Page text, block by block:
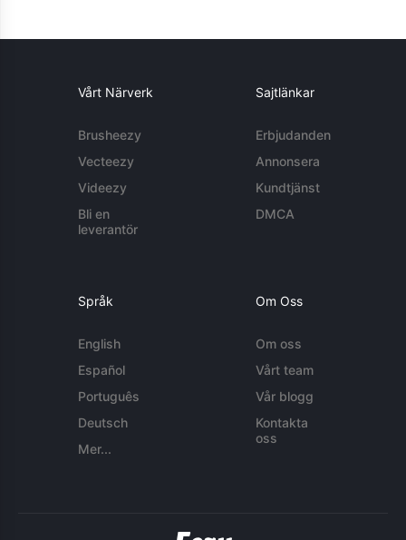
Vårt Närverk
Brusheezy
Vecteezy
Videezy
Bli en
leverantör
Sajtlänkar
Erbjudanden
Annonsera
Kundtjänst
DMCA
Språk
English
Español
Português
Deutsch
Mer...
Om Oss
Om oss
Vårt team
Vår blogg
Kontakta
oss